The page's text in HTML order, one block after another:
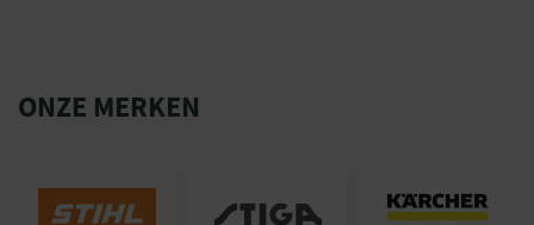
ONZE MERKEN